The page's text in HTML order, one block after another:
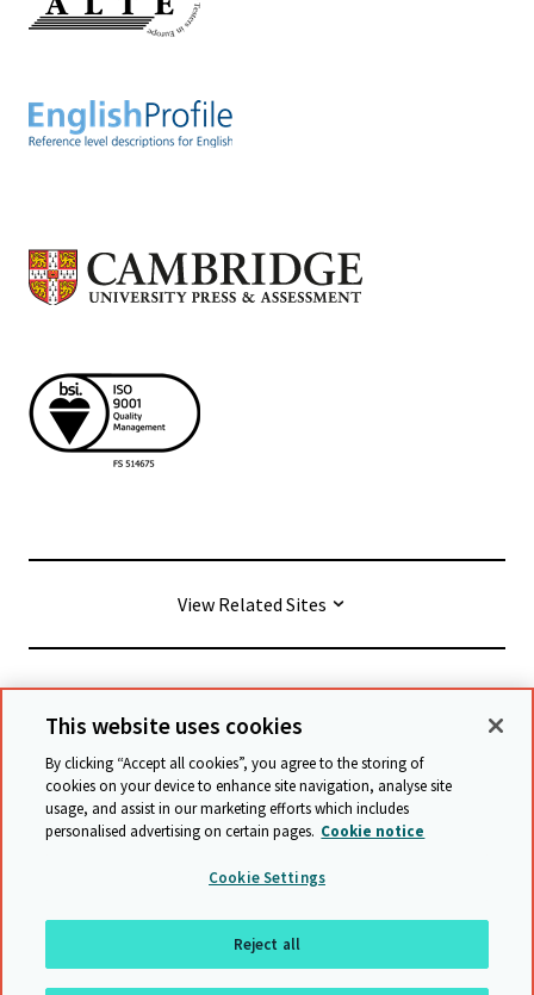
View Related Sites
© Cambridge University Press & Assessment
Conditions générales
Protection des données
Déclaration d'accessibilité
Déclaration sur l'esclavage moderne
Politique de sauvegarde
Plan du site
Retour en haut de page
This website uses cookies
By clicking “Accept all cookies”, you agree to the storing of
cookies on your device to enhance site navigation, analyse site
usage, and assist in our marketing efforts which includes
personalised advertising on certain pages. Cookie notice
Cookie Settings
Reject all